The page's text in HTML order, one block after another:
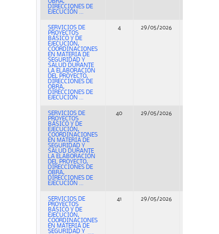
OBRA,
DIRECCIONES DE
EJECUCIÓN ...
SERVICIOS DE
PROYECTOS
BÁSICO Y DE
EJECUCIÓN,
COORDINACIONES
EN MATERIA DE
SEGURIDAD Y
SALUD DURANTE
LA ELABORACIÓN
DEL PROYECTO,
DIRECCIONES DE
OBRA,
DIRECCIONES DE
EJECUCIÓN ...
4 29/05/2026
SERVICIOS DE
PROYECTOS
BÁSICO Y DE
EJECUCIÓN,
COORDINACIONES
EN MATERIA DE
SEGURIDAD Y
SALUD DURANTE
LA ELABORACIÓN
DEL PROYECTO,
DIRECCIONES DE
OBRA,
DIRECCIONES DE
EJECUCIÓN ...
40 29/05/2026
SERVICIOS DE
PROYECTOS
BÁSICO Y DE
EJECUCIÓN,
COORDINACIONES
EN MATERIA DE
SEGURIDAD Y
41 29/05/2026